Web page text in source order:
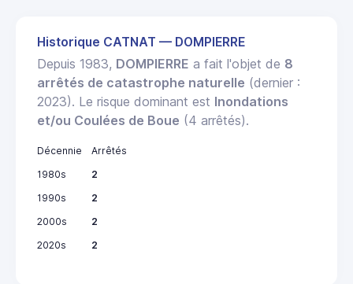
Historique CATNAT — DOMPIERRE
Depuis 1983, DOMPIERRE a fait l'objet de 8
arrêtés de catastrophe naturelle (dernier :
2023). Le risque dominant est Inondations
et/ou Coulées de Boue (4 arrêtés).
Décennie
Arrêtés
1980s
2
1990s
2
2000s
2
2020s
2